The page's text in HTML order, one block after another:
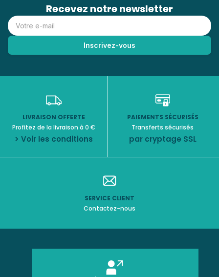
Recevez notre newsletter
LIVRAISON OFFERTE
Profitez de la livraison à 0 €
> Voir les conditions
PAIEMENTS SÉCURISÉS
Transferts sécurisés
par cryptage SSL
SERVICE CLIENT
Contactez-nous